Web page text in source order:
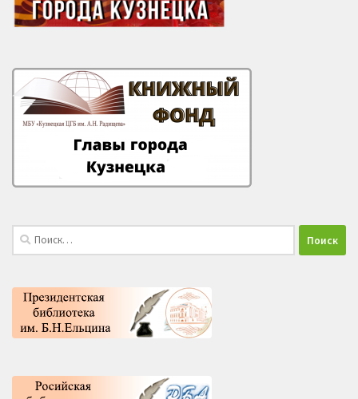
Найти: